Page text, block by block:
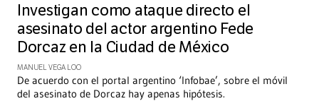
Investigan como ataque directo el
asesinato del actor argentino Fede
Dorcaz en la Ciudad de México
MANUEL VEGA LOO
De acuerdo con el portal argentino ‘Infobae’, sobre el móvil
del asesinato de Dorcaz hay apenas hipótesis.